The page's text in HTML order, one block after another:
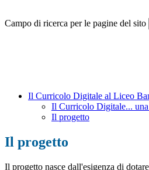
Campo di ricerca per le pagine del sito
Il Curricolo Digitale al Liceo
Il Curricolo Digitale... una
Il progetto
Il progetto
Il progetto nasce dall'esigenza di